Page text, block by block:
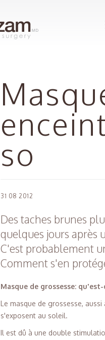
so
31 08 2012
Des taches brunes
quelques jours après
C'est probablement
Comment s'en
Masque de grossesse: qu'est-
Le masque de grossesse,
s'exposent au soleil.
Il est dû à une double